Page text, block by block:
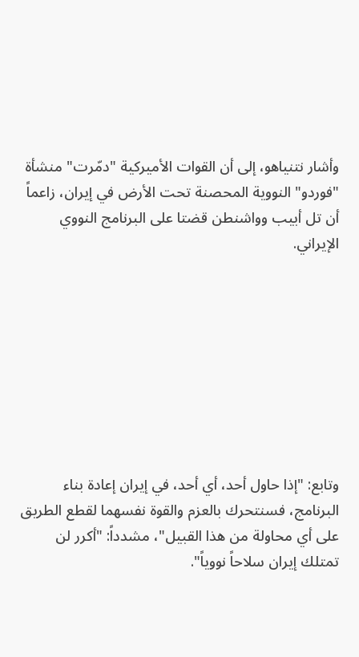
وأشار نتنياهو، إلى أن القوات الأميركية "دمّرت" منشأة
"فوردو" النووية المحصنة تحت الأرض في إيران، زاعماً
أن تل أبيب وواشنطن قضتا على البرنامج النووي
الإيراني.
وتابع: "إذا حاول أحد، أي أحد، في إيران إعادة بناء
البرنامج، فسنتحرك بالعزم والقوة نفسهما لقطع الطريق
على أي محاولة من هذا القبيل"، مشدداً: "أكرر لن
تمتلك إيران سلاحاً نووياً".